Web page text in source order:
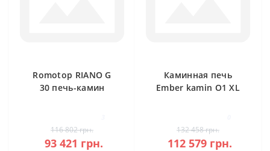
Romotop RIANO G
30 печь-камин
116 802 грн.
93 421 грн.
Каминная печь
Ember kamin O1 XL
132 458 грн.
112 579 грн.